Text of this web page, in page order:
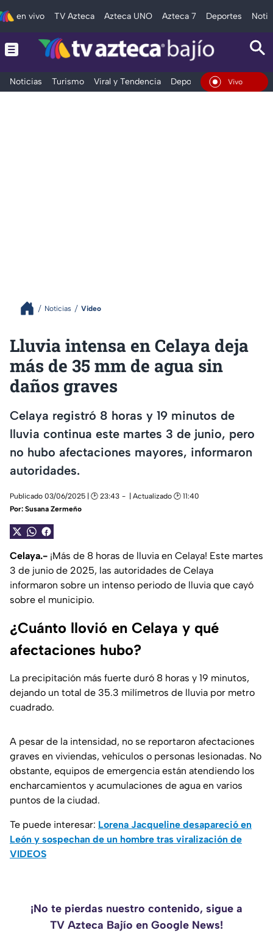
en vivo TV Azteca Azteca UNO Azteca 7 Deportes
Noticias Turismo Viral y Tendencia Deportes Espectáculos
En Vivo
Noticias Video
Lluvia intensa en Celaya deja
más de 35 mm de agua sin
daños graves
Celaya registró 8 horas y 19 minutos de
lluvia continua este martes 3 de junio, pero
no hubo afectaciones mayores, informaron
autoridades.
Publicado 03/06/2025 | 🕑 23:43
| Actualizado 🕑 11:40
Por: Susana Zermeño
Celaya.- ¡Más de 8 horas de lluvia en Celaya! Este martes
3 de junio de 2025, las autoridades de Celaya
informaron sobre un intenso periodo de lluvia que cayó
sobre el municipio.
¿Cuánto llovió en Celaya y qué
afectaciones hubo?
La precipitación más fuerte duró 8 horas y 19 minutos,
dejando un total de 35.3 milímetros de lluvia por metro
cuadrado.
A pesar de la intensidad, no se reportaron afectaciones
graves en viviendas, vehículos o personas lesionadas. No
obstante, equipos de emergencia están atendiendo los
encharcamientos y acumulaciones de agua en varios
puntos de la ciudad.
Te puede interesar: Lorena Jacqueline desapareció en
León y sospechan de un hombre tras viralización de
VIDEOS
¡No te pierdas nuestro contenido, sigue a
TV Azteca Bajío en Google News!